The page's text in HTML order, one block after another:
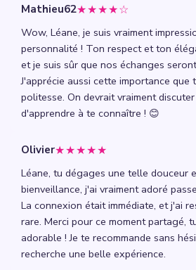
Mathieu62★★★★☆
Wow, Léane, je suis vraiment
personnalité ! Ton respect et ton
et je suis sûr que nos échanges
J'apprécie aussi cette importance que
politesse. On devrait vraiment
d'apprendre à te connaître ! 😊
Olivier★★★★★
Léane, tu dégages une telle douceur
bienveillance, j'ai vraiment adoré
La connexion était immédiate, et j'ai
rare. Merci pour ce moment partagé,
adorable ! Je te recommande sans
recherche une belle expérience.